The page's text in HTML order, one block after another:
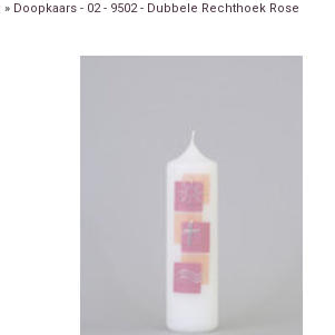
» Doopkaars - 02 - 9502 - Dubbele Rechthoek Rose